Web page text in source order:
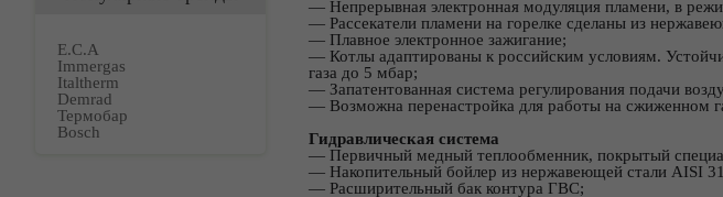
E.C.A
Immergas
Italtherm
Demrad
Термобар
Bosch
― Непрерывная электронная модуляция пламени, в
― Рассекатели пламени на горелке сделаны из
― Плавное электронное зажигание;
― Котлы адаптированы к российским условиям.
газа до 5 мбар;
― Запатентованная система регулирования подачи
― Возможна перенастройка для работы на сжиженном
Гидравлическая система
― Первичный медный теплообменник, покрытый
― Накопительный бойлер из нержавеющей стали AISI
― Расширительный бак контура ГВС;